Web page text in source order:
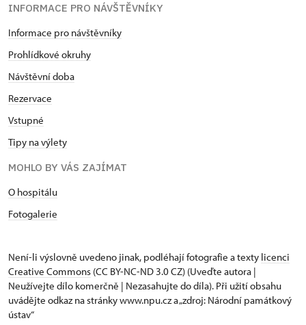
INFORMACE PRO NÁVŠTĚVNÍKY
Informace pro návštěvníky
Prohlídkové okruhy
Návštěvní doba
Rezervace
Vstupné
Tipy na výlety
MOHLO BY VÁS ZAJÍMAT
O hospitálu
Fotogalerie
Není-li výslovně uvedeno jinak, podléhají fotografie a texty licenci
Creative Commons (CC BY-NC-ND 3.0 CZ) (Uveďte autora |
Neužívejte dílo komerčně | Nezasahujte do díla). Při užití obsahu
uvádějte odkaz na stránky www.npu.cz a „zdroj: Národní památkový
ústav“